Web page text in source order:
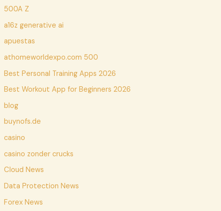
500A Z
a16z generative ai
apuestas
athomeworldexpo.com 500
Best Personal Training Apps 2026
Best Workout App for Beginners 2026
blog
buynofs.de
casino
casino zonder crucks
Cloud News
Data Protection News
Forex News